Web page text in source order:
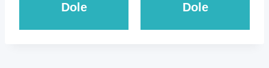
Dole
Dole